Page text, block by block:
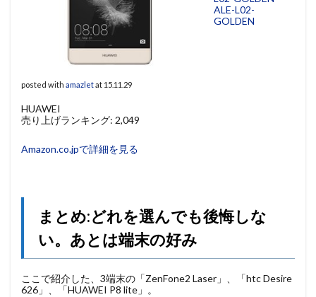
ALE-L02-
GOLDEN
posted with amazletat 15.11.29
HUAWEI
売り上げランキング: 2,049
Amazon.co.jpで詳細を見る
まとめ:どれを選んでも後悔しな
い。あとは端末の好み
ここで紹介した、3端末の「ZenFone2 Laser」、「htc Desire
626」、「HUAWEI P8 lite」。